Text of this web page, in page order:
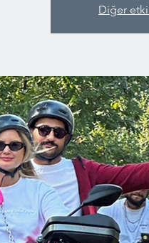
Diğer